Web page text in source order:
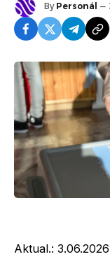
By Personál
Aktual.: 3.06.2026